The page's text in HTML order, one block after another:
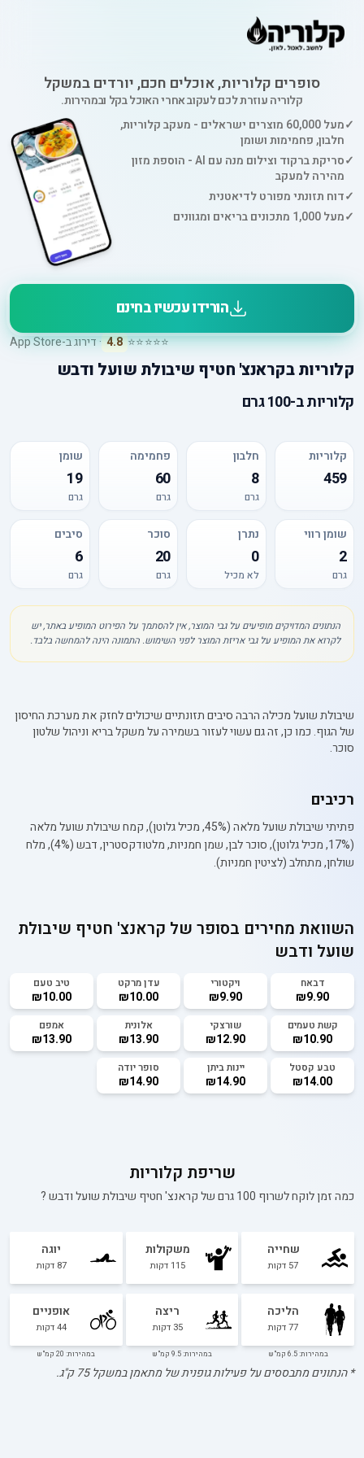
סופרים קלוריות, אוכלים חכם, יורדים במשקל
קלוריה עוזרת לכם לעקוב אחרי האוכל בקל ובמהירות.
✓
מעל 60,000 מוצרים ישראלים - מעקב קלוריות,
חלבון, פחמימות ושומן
✓
סריקת ברקוד וצילום מנה עם AI - הוספת מזון
מהירה למעקב
✓דוח תזונתי מפורט לדיאטנית
✓מעל 1,000 מתכונים בריאים ומגוונים
הורידו עכשיו בחינם
⭐⭐⭐⭐⭐
4.8 · דירוג ב-App Store
קלוריותבקראנצ' חטיף שיבולת שועל ודבש
קלוריותב-100 גרם
קלוריות
459
חלבון
8
גרם
פחמימה
60
גרם
שומן
19
גרם
שומן רווי
2
גרם
נתרן
0
לא מכיל
סוכר
20
גרם
סיבים
6
גרם
הנתונים המדויקים מופיעים על גבי המוצר, אין להסתמך על הפירוט המופיע באתר, יש
לקרוא את המופיע על גבי אריזת המוצר לפני השימוש. התמונה הינה להמחשה בלבד.
שיבולת שועל מכילה הרבה סיבים תזונתיים שיכולים לחזק את מערכת החיסון
של הגוף. כמו כן, זה גם עשוי לעזור בשמירה על משקל בריא וניהול שלטון
סוכר.
רכיבים
פתיתי שיבולת שועל מלאה (45%, מכיל גלוטן), קמח שיבולת שועל מלאה
(17%, מכיל גלוטן), סוכר לבן, שמן חמניות, מלטודקסטרין, דבש (4%), מלח
שולחן, מתחלב (לציטין חמניות).
השוואת מחירים בסופר של קראנצ' חטיף שיבולת
שועל ודבש
דבאח
₪9.90
ויקטורי
₪9.90
עדן מרקט
₪10.00
טיב טעם
₪10.00
קשת טעמים
₪10.90
שורצקי
₪12.90
אלונית
₪13.90
אמפם
₪13.90
טבע קסטל
₪14.00
יינות ביתן
₪14.90
סופר יודה
₪14.90
שריפת קלוריות
כמה זמן לוקח לשרוף 100 גרם של קראנצ' חטיף שיבולת שועל ודבש?
שחייה
57 דקות
משקולות
115 דקות
יוגה
87 דקות
הליכה
77דקות
במהירות: 6.5 קמ"ש
ריצה
35 דקות
במהירות: 9.5 קמ"ש
אופניים
44דקות
במהירות: 20 קמ"ש
* הנתונים מתבססים על פעילות גופנית של מתאמן במשקל75ק"ג.